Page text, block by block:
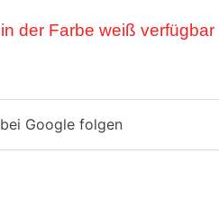
in der Farbe weiß verfügbar
bei Google folgen